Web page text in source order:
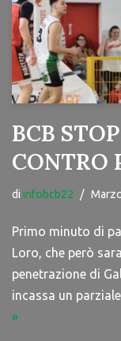
BCB
CONTRO
di infobcb22
Primo minuto di
Loro, che però
penetrazione di
incassa un
»